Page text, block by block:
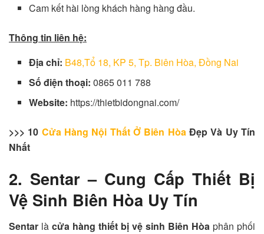
Cam kết hài lòng khách hàng hàng đầu.
Thông tin liên hệ:
Địa chỉ: B48,Tổ 18, KP 5, Tp. Biên Hòa, Đồng Nai
Số điện thoại:0865 011 788
Website: https://thietbidongnai.com/
>>> 10 Cửa Hàng Nội Thất Ở Biên HòaĐẹp Và Uy Tín
Nhất
2. Sentar – Cung Cấp Thiết Bị
Vệ Sinh Biên Hòa Uy Tín
Sentar là cửa hàng thiết bị vệ sinh Biên Hòa phân phối